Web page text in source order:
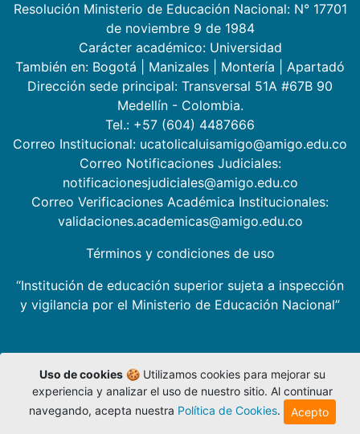
Resolución Ministerio de Educación Nacional: N° 17701
de noviembre 9 de 1984
Carácter académico: Universidad
También en: Bogotá Manizales Montería
Apartadó
Dirección sede principal: Transversal 51A #67B 90
Medellín - Colombia.
Tel.: +57 (604) 4487666
Correo Institucional: ucatolicaluisamigo@amigo.edu.co
Correo Notificaciones Judiciales:
notificacionesjudiciales@amigo.edu.co
Correo Verificaciones Académica Institucionales:
validaciones.academicas@amigo.edu.co
Términos y condiciones de uso
“Institución de educación superior sujeta a inspección
y vigilancia por el Ministerio de Educación Nacional”
Uso de cookies🍪 Utilizamos cookies para mejorar su
experiencia y analizar el uso de nuestro sitio. Al continuar
navegando, acepta nuestra Política de Cookies. Acepto